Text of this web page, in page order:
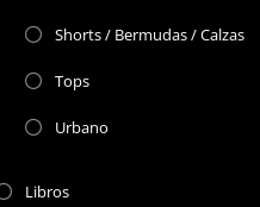
Shorts / Bermudas / Calzas
Tops
Urbano
Libros